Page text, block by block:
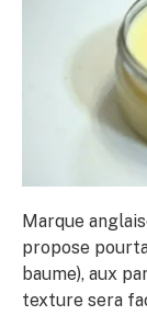
Marque
propose
baume), aux
texture sera